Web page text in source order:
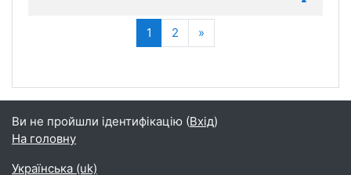
1 (current)
2 »
Ви не пройшли ідентифікацію (Вхід)
На головну
Українська ‎(uk)‎